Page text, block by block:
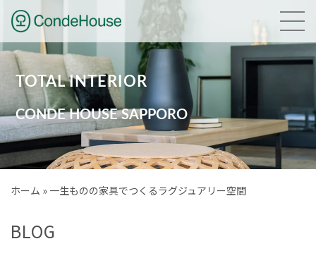
HOME
NEWS
GALLERY
BRAND
COMPANY
TOTAL INTERIOR
CONDE HOUSE SAPPORO
ホーム » 一生ものの家具でつくるラグジュアリー空間
BLOG